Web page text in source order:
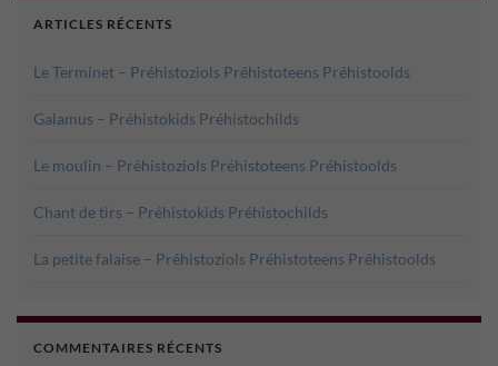
ARTICLES RÉCENTS
Le Terminet – Préhistoziols Préhistoteens Préhistoolds
Galamus – Préhistokids Préhistochilds
Le moulin – Préhistoziols Préhistoteens Préhistoolds
Chant de tirs – Préhistokids Préhistochilds
La petite falaise – Préhistoziols Préhistoteens Préhistoolds
COMMENTAIRES RÉCENTS